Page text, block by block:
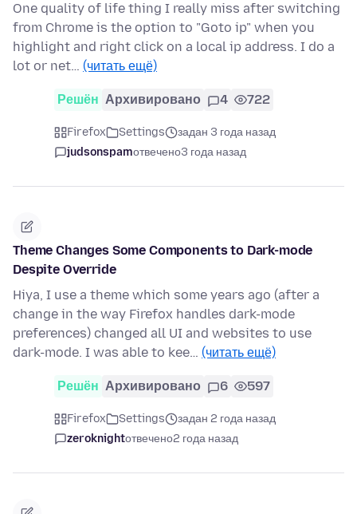
One quality of life thing I really miss after switching
from Chrome is the option to "Goto ip" when you
highlight and right click on a local ip address. I do a
lot or net… (читать ещё)
Решён Архивировано 4 722
Firefox Settings
задан 3 года назад
judsonspamотвечено3 года назад
Theme Changes Some Components to Dark-mode
Despite Override
Hiya, I use a theme which some years ago (after a
change in the way Firefox handles dark-mode
preferences) changed all UI and websites to use
dark-mode. I was able to kee… (читать ещё)
Решён Архивировано 6 597
Firefox Settings
задан 2 года назад
zeroknightотвечено2 года назад